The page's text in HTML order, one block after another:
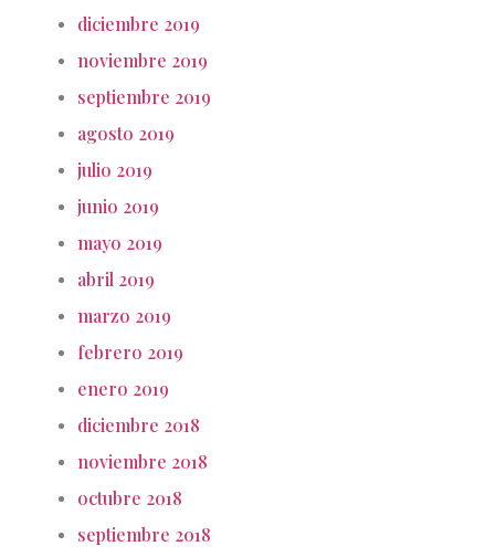
diciembre 2019
noviembre 2019
septiembre 2019
agosto 2019
julio 2019
junio 2019
mayo 2019
abril 2019
marzo 2019
febrero 2019
enero 2019
diciembre 2018
noviembre 2018
octubre 2018
septiembre 2018